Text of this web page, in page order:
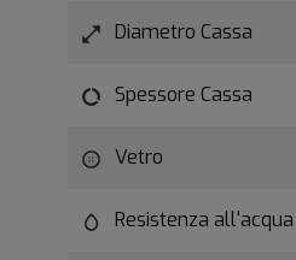
Diametro Cassa
Spessore Cassa
Vetro
Resistenza all'acqua